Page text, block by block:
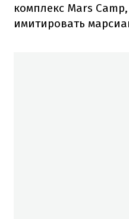
комплекс Mars
имитировать